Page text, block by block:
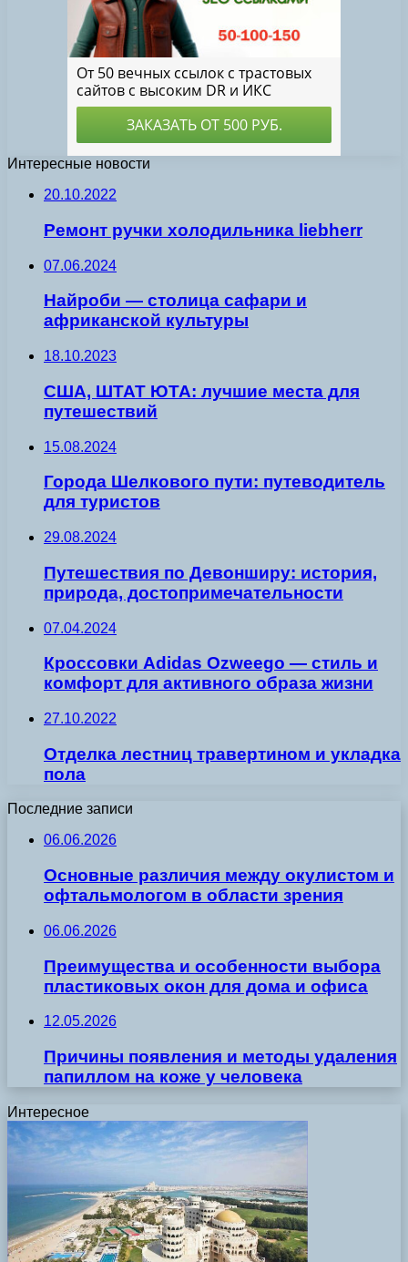
Интересные новости
20.10.2022
Ремонт ручки холодильника liebherr
07.06.2024
Найроби — столица сафари и
африканской культуры
18.10.2023
США, ШТАТ ЮТА: лучшие места для
путешествий
15.08.2024
Города Шелкового пути: путеводитель
для туристов
29.08.2024
Путешествия по Девонширу: история,
природа, достопримечательности
07.04.2024
Кроссовки Adidas Ozweego — стиль и
комфорт для активного образа жизни
27.10.2022
Отделка лестниц травертином и укладка
пола
Последние записи
06.06.2026
Основные различия между окулистом и
офтальмологом в области зрения
06.06.2026
Преимущества и особенности выбора
пластиковых окон для дома и офиса
12.05.2026
Причины появления и методы удаления
папиллом на коже у человека
Интересное